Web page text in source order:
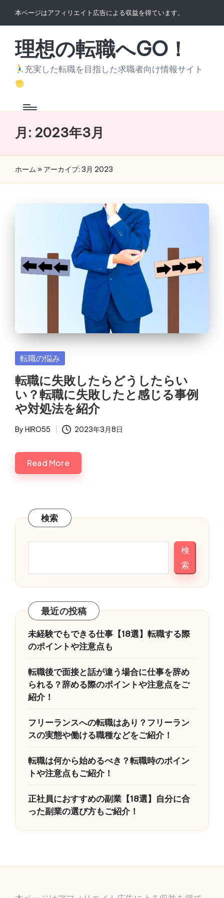
Skip
content
本ページはアフィリエイト広告による収益を得ています。
理想の転職へGO！
充実した転職を目指した求職者向け情報サイト
月: 2023年3月
ホーム » アーカイブ: 3月 2023
Posted
転職の悩み
転職に失敗したらどうしたらい
い？転職に失敗したと感じる事例
や対処法を紹介
Posted
By HIRO55 2023年3月8日
Read More
検索
検
索
最近の投稿
未経験でもできる仕事【18選】転職する際
のポイントや注意点も
転職後で面接と話が違う場合に仕事を辞め
られる？辞める際のポイントや注意点をご
紹介！
フリーランスへの転職はあり？フリーラン
スの実態や働ける職種などをご紹介！
転職は何から始めるべき？転職時のポイン
トや注意点もご紹介！
正社員におすすめの副業【18選】自分に合
った副業の選び方もご紹介！